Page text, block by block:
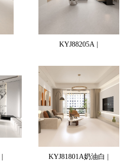
KYJ88205A |
KYJ81801A奶油白 |